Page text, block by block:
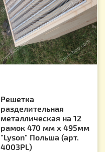
Решетка
разделительная
металлическая на 12
рамок 470 мм х 495мм
"Lyson" Польша (арт.
4003PL)